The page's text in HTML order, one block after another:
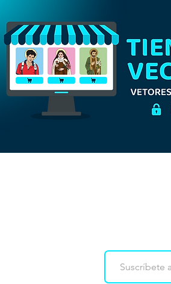
São José de Anchieta |
Descarga gratuita Vector
Monocromo Esquema sin